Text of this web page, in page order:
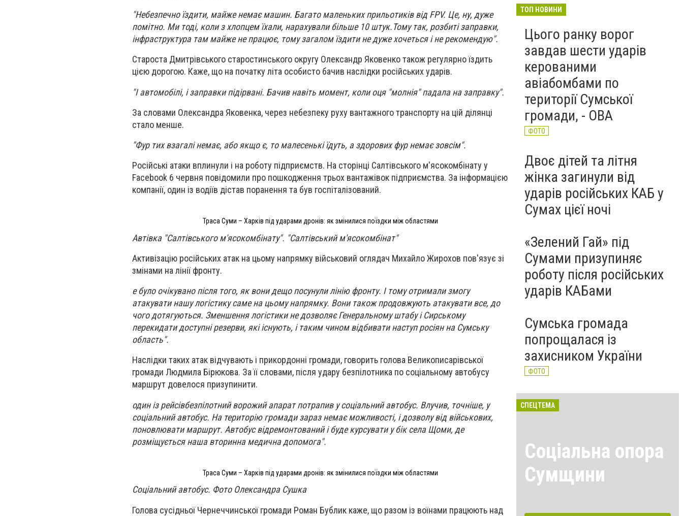
"Небезпечно їздити, майже немає машин. Багато маленьких прильотиків від FPV. Це, ну, дуже
помітно. Ми тоді, коли з хлопцем їхали, нарахували більше 10 штук.Тому так, розбиті заправки,
інфраструктура там майже не працює, тому загалом їздити не дуже хочеться і не рекомендую".
Староста Дмитрівського старостинського округу Олександр Яковенко також регулярно їздить
цією дорогою. Каже, що на початку літа особисто бачив наслідки російських ударів.
"І автомобілі, і заправки підірвані. Бачив навіть момент, коли оця "молнія" падала на заправку".
За словами Олександра Яковенка, через небезпеку руху вантажного транспорту на цій ділянці
стало менше.
"Фур тих взагалі немає, або якщо є, то малесенькі їдуть, а здорових фур немає зовсім".
Російські атаки вплинули і на роботу підприємств. На сторінці Салтівського м'ясокомбінату у
Facebook 6 червня повідомили про пошкодження трьох вантажівок підприємства. За інформацією
компанії, один із водіїв дістав поранення та був госпіталізований.
Траса Суми – Харків під ударами дронів: як змінилися поїздки між областями
Автівка "Салтівського м'ясокомбінату". "Салтівський м'ясокомбінат"
Активізацію російських атак на цьому напрямку військовий оглядач Михайло Жирохов пов'язує зі
змінами на лінії фронту.
е було очікувано після того, як вони дещо посунули лінію фронту. І тому отримали змогу
атакувати нашу логістику саме на цьому напрямку. Вони також продовжують атакувати все, до
чого дотягуються. Зменшення логістики не дозволяє Генеральному штабу і Сирському
перекидати доступні резерви, які існують, і таким чином відбивати наступ росіян на Сумську
область".
Наслідки таких атак відчувають і прикордонні громади, говорить голова Великописарівської
громади Людмила Бірюкова. За її словами, після удару безпілотника по соціальному автобусу
маршрут довелося призупинити.
один із рейсівбезпілотний ворожий апарат потрапив у соціальний автобус. Влучив, точніше, у
соціальний автобус. На територію громади зараз немає можливості, і дозволу від військових,
поновлювати маршрут. Автобус відремонтований і буде курсувати у бік села Щоми, де
розміщується наша вторинна медична допомога".
Траса Суми – Харків під ударами дронів: як змінилися поїздки між областями
Соціальний автобус. Фото Олександра Сушка
Голова сусідньої Чернеччинської громади Роман Бублик каже, що разом із воїнами працюють над
ФОТО
ТОП НОВИНИ
Цього ранку ворог
завдав шести ударів
керованими
авіабомбами по
території Сумської
громади, - ОВА
ФОТО
Двоє дітей та літня
жінка загинули від
ударів російських КАБ у
Сумах цієї ночі
«Зелений Гай» під
Сумами призупиняє
роботу після російських
ударів КАБами
Сумська громада
попрощалася із
захисником України
ФОТО
СПЕЦТЕМА
Соціальна опора
Сумщини